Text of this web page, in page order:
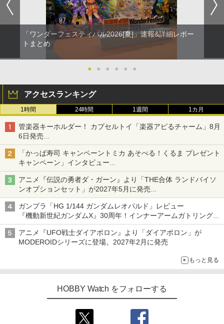
「ワンダーフェスティバル2026[夏]」速報&詳細レポー
トまとめ
● ● ● ● ● ●
アクセスランキング
1時間 24時間 1週間 1カ月
管楽器キーホルダー！ カプセルトイ「楽器アピるチャーム」8月
6日発売
チューバ、テナサクなど5種各3色
「かっぱ寿司 キャンペーントミカ あそべる！くるま プレゼント
キャンペーン」インタビュー
子どもが楽しめるかっぱ寿司ならではの体験とコラボの楽しさを
追求
アニメ『伝説の勇者ダ・ガーン』より「THE合体 ランドバイソ
ンオプションセット」が2027年5月に発売
「THE合体ランドバイソン」と連動するオプションパーツセット
ガンプラ「HG 1/144 ガンダムレオパルド」レビュー
『機動新世紀ガンダムX』30周年！インナーアームガトリングの
変形機構まで再現し最新フォーマットでキット化！
アニメ『UFO戦士ダイアポロン』より「ダイアポロン」が
MODEROIDシリーズに登場。2027年2月に発売
もっと見る
HOBBY Watch をフォローする